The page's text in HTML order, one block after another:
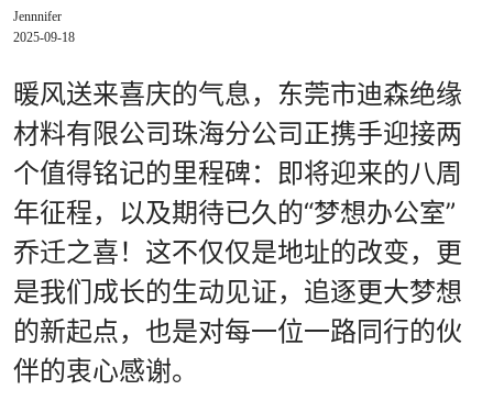
Jennnifer
2025-09-18
暖风送来喜庆的气息，东莞市迪森绝缘
材料有限公司珠海分公司正携手迎接两
个值得铭记的里程碑：即将迎来的八周
年征程，以及期待已久的“梦想办公室”
乔迁之喜！这不仅仅是地址的改变，更
是我们成长的生动见证，追逐更大梦想
的新起点，也是对每一位一路同行的伙
伴的衷心感谢。